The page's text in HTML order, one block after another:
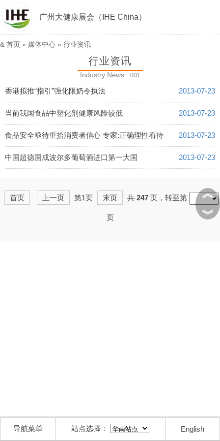
广州大健康展会（IHE China）
& 首页 » 媒体中心 » 行业资讯
行业资讯
Industry News 001
香港拟推“指引”强化限奶令执法 2013-07-23
当前我国食品中塑化剂健康风险较低 2013-07-23
食品安全亟待重拾消费者信心 专家:正确理性看待 2013-07-23
中国超德国成波尔多葡萄酒进口第一大国 2013-07-23
首页 上一页 第1页 末页 共 247页，转至第
页
︽
︾
导航菜单 站点选择： English